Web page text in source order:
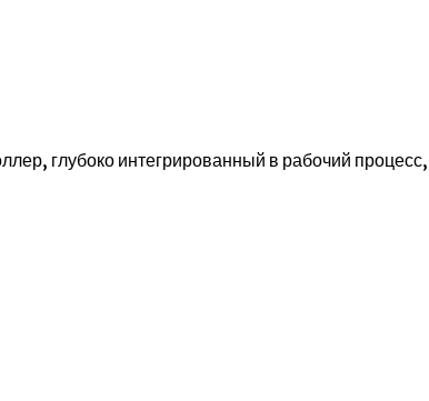
глубоко интегрированный в рабочий